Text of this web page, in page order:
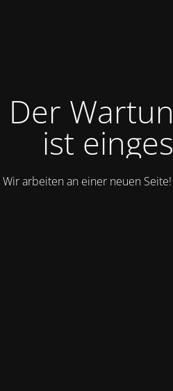
Der
ist
Wir arbeiten an einer neuen